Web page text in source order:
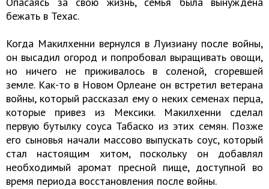
бежать в Техас.
Когда Макилхенни вернулся в Луизиану после войны,
он высадил огород и попробовал выращивать овощи,
но ничего не приживалось в соленой, сгоревшей
земле. Как-то в Новом Орлеане он встретил ветерана
войны, который рассказал ему о неких семенах перца,
которые привез из Мексики. Макилхенни сделал
первую бутылку соуса Табаско из этих семян. Позже
его сыновья начали массово выпускать соус, который
стал настоящим хитом, поскольку он добавлял
необходимый аромат пресной пище, доступной во
время периода восстановления после войны.